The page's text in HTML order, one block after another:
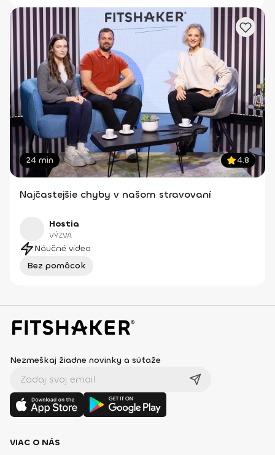
24 min 4.8
Najčastejšie chyby v našom stravovaní
Hostia
VÝZVA
Náučné video
Bez pomôcok
Nezmeškaj žiadne novinky a súťaže
VIAC O NÁS